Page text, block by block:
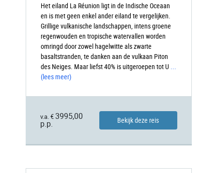
Het eiland La Réunion ligt in de Indische Oceaan
en is met geen enkel ander eiland te vergelijken.
Grillige vulkanische landschappen, intens groene
regenwouden en tropische watervallen worden
omringd door zowel hagelwitte als zwarte
basaltstranden, te danken aan de vulkaan Piton
des Neiges. Maar liefst 40% is uitgeroepen tot U ...
(lees meer)
v.a. € 3995,00
p.p.
Bekijk deze reis